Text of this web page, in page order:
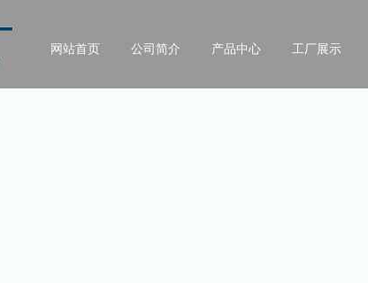
网站首页 公司简介 产品中心 工厂展示